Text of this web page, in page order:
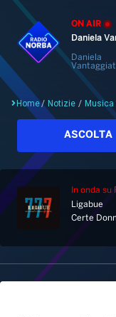
ON AIR
Daniela
Daniela
Home
Notizie
Home/ Notizie / Musica
ASCOLTA
In onda su
Ligabue
Certe